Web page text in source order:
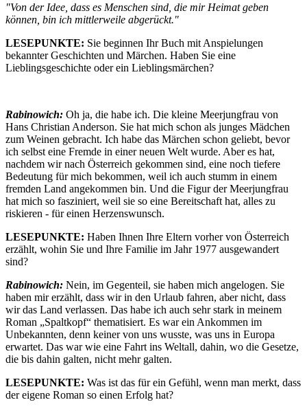
"Von der Idee, dass es Menschen sind, die mir Heimat geben
können, bin ich mittlerweile abgerückt."
LESEPUNKTE: Sie beginnen Ihr Buch mit Anspielungen
bekannter Geschichten und Märchen. Haben Sie eine
Lieblingsgeschichte oder ein Lieblingsmärchen?
Rabinowich: Oh ja, die habe ich. Die kleine Meerjungfrau von
Hans Christian Anderson. Sie hat mich schon als junges Mädchen
zum Weinen gebracht. Ich habe das Märchen schon geliebt, bevor
ich selbst eine Fremde in einer neuen Welt wurde. Aber es hat,
nachdem wir nach Österreich gekommen sind, eine noch tiefere
Bedeutung für mich bekommen, weil ich auch stumm in einem
fremden Land angekommen bin. Und die Figur der Meerjungfrau
hat mich so fasziniert, weil sie so eine Bereitschaft hat, alles zu
riskieren - für einen Herzenswunsch.
LESEPUNKTE: Haben Ihnen Ihre Eltern vorher von Österreich
erzählt, wohin Sie und Ihre Familie im Jahr 1977 ausgewandert
sind?
Rabinowich: Nein, im Gegenteil, sie haben mich angelogen. Sie
haben mir erzählt, dass wir in den Urlaub fahren, aber nicht, dass
wir das Land verlassen. Das habe ich auch sehr stark in meinem
Roman „Spaltkopf“ thematisiert. Es war ein Ankommen im
Unbekannten, denn keiner von uns wusste, was uns in Europa
erwartet. Das war wie eine Fahrt ins Weltall, dahin, wo die Gesetze,
die bis dahin galten, nicht mehr galten.
LESEPUNKTE: Was ist das für ein Gefühl, wenn man merkt, dass
der eigene Roman so einen Erfolg hat?